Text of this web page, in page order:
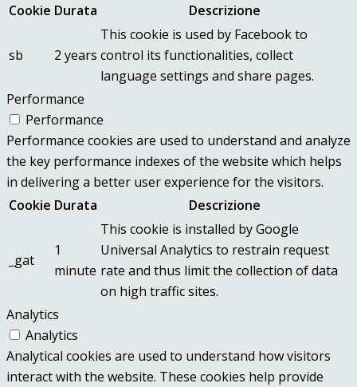
Cookie Durata Descrizione
sb 2 years
This cookie is used by Facebook to
control its functionalities, collect
language settings and share pages.
Performance
Performance
Performance cookies are used to understand and analyze
the key performance indexes of the website which helps
in delivering a better user experience for the visitors.
Cookie Durata Descrizione
_gat
1
minute
This cookie is installed by Google
Universal Analytics to restrain request
rate and thus limit the collection of data
on high traffic sites.
Analytics
Analytics
Analytical cookies are used to understand how visitors
interact with the website. These cookies help provide